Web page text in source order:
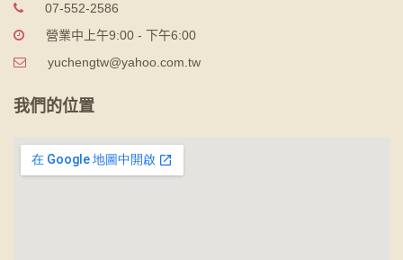
07-552-2586
營業中上午9:00 - 下午6:00
yuchengtw@yahoo.com.tw
我們的位置